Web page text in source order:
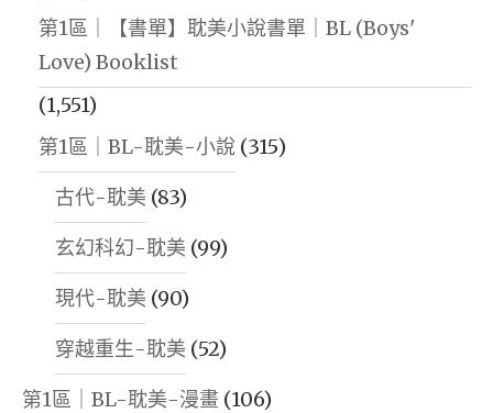
第1區｜【書單】耽美小說書單｜BL (Boys'
Love) Booklist
(1,551)
第1區｜BL-耽美-小說 (315)
古代-耽美 (83)
玄幻科幻-耽美 (99)
現代-耽美 (90)
穿越重生-耽美 (52)
第1區｜BL-耽美-漫畫 (106)